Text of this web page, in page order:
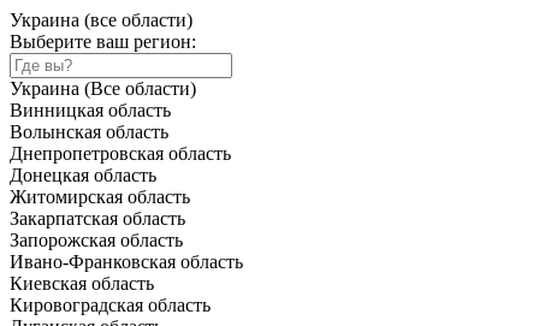
Украина (все области)
Выберите ваш регион:
Украина (Все области)
Винницкая область
Волынская область
Днепропетровская область
Донецкая область
Житомирская область
Закарпатская область
Запорожская область
Ивано-Франковская область
Киевская область
Кировоградская область